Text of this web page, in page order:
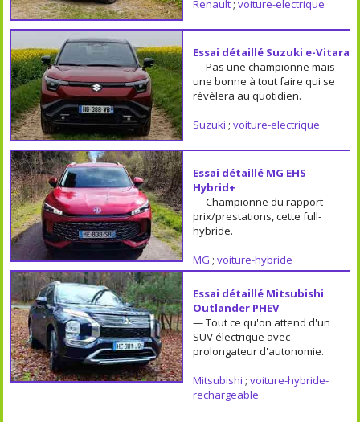
Renault; voiture-electrique
Essai détaillé Suzuki e-Vitara
— Pas une championne mais
une bonne à tout faire qui se
révèlera au quotidien.
Suzuki ; voiture-electrique
Essai détaillé MG EHS
Hybrid+
— Championne du rapport
prix/prestations, cette full-
hybride.
MG ; voiture-hybride
Essai détaillé Mitsubishi
Outlander PHEV
— Tout ce qu'on attend d'un
SUV électrique avec
prolongateur d'autonomie.
Mitsubishi ; voiture-hybride-
rechargeable